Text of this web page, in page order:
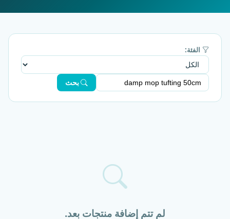
الفئة:
بحث
لم تتم إضافة منتجات بعد.